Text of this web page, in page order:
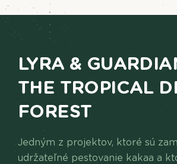
LYRA &
THE TROPICAL
FOREST
Jedným z projektov, ktoré sú
udržateľné pestovanie kakaa a